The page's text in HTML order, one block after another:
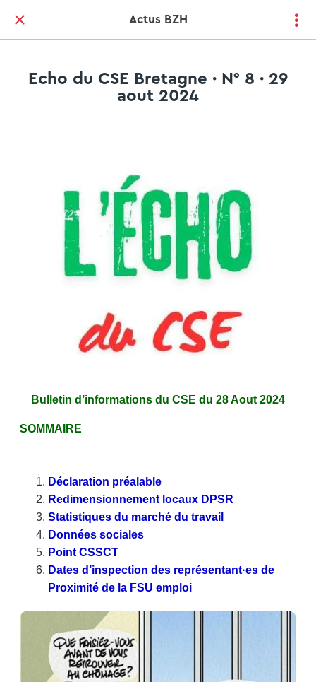
Actus BZH
Echo du CSE Bretagne · N° 8 · 29
aout 2024
Bulletin d’informations du CSE du 28 Aout 2024
SOMMAIRE
Déclaration préalable
Redimensionnement locaux DPSR
Statistiques du marché du travail
Données sociales
Point CSSCT
Dates d’inspection des représentant·es de
Proximité de la FSU emploi